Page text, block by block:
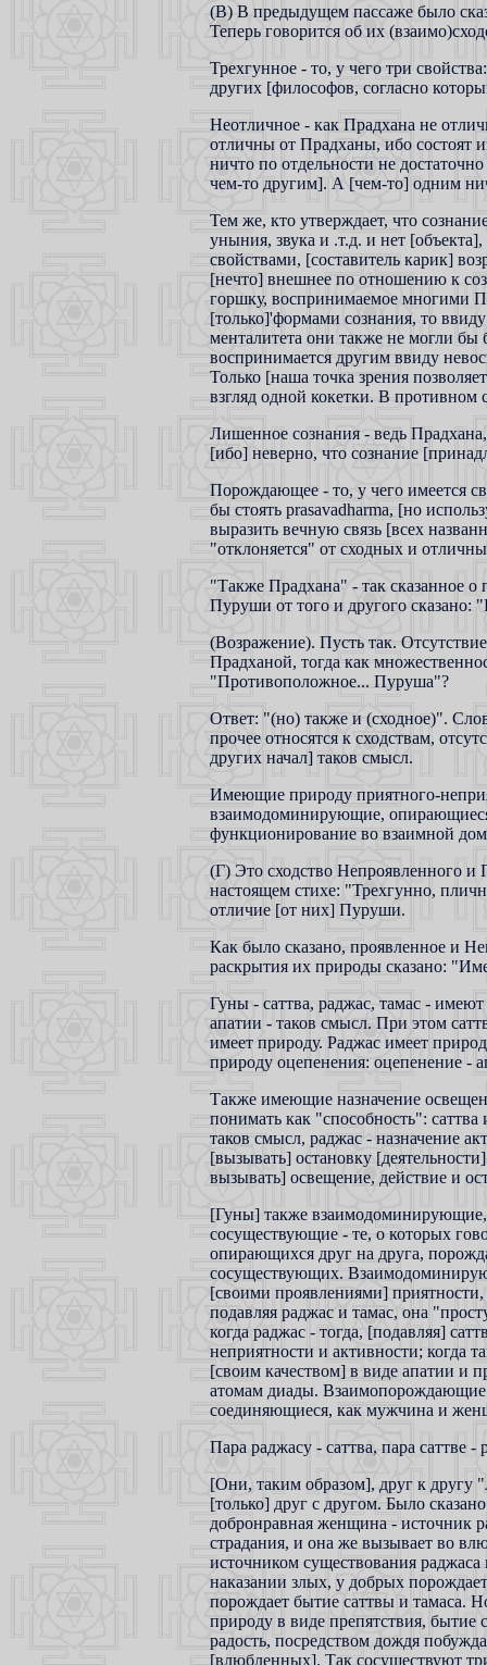
(В) В предыдущем пассаже было
Теперь говорится об их
Трехгунное - то, у чего три
других [философов, согласно
Неотличное - как Прадхана не
отличны от Прадханы, ибо состоят
ничто по отдельности не
чем-то другим]. А [чем-то] одним
Тем же, кто утверждает, что
уныния, звука и .т.д. и нет
свойствами, [составитель карик]
[нечто] внешнее по отношению к
горшку, воспринимаемое многими
[только]'формами сознания, то
менталитета они также не могли
воспринимается другим ввиду
Только [наша точка зрения
взгляд одной кокетки. В
Лишенное сознания - ведь
[ибо] неверно, что сознание
Порождающее - то, у чего имеется
бы стоять prasavadharma, [но
выразить вечную связь [всех
"отклоняется" от сходных и
"Также Прадхана" - так сказанное
Пуруши от того и другого
(Возражение). Пусть так.
Прадханой, тогда как
"Противоположное... Пуруша"?
Ответ: "(но) также и (сходное)".
прочее относятся к сходствам,
других начал] таков смысл.
Имеющие природу приятного-
взаимодоминирующие,
функционирование во взаимной
(Г) Это сходство Непроявленного
настоящем стихе: "Трехгунно,
отличие [от них] Пуруши.
Как было сказано, проявленное и
раскрытия их природы сказано:
Гуны - саттва, раджас, тамас -
апатии - таков смысл. При этом
имеет природу. Раджас имеет
природу оцепенения: оцепенение -
Также имеющие назначение
понимать как "способность":
таков смысл, раджас - назначение
[вызывать] остановку
вызывать] освещение, действие и
[Гуны] также
сосуществующие - те, о которых
опирающихся друг на друга,
сосуществующих.
[своими проявлениями] приятности,
подавляя раджас и тамас, она
когда раджас - тогда, [подавляя]
неприятности и активности; когда
[своим качеством] в виде апатии и
атомам диады. Взаимопорождающие
соединяющиеся, как мужчина и
Пара раджасу - саттва, пара саттве
[Они, таким образом], друг к
[только] друг с другом. Было
добронравная женщина - источник
страдания, и она же вызывает во
источником существования
наказании злых, у добрых
порождает бытие саттвы и тамаса.
природу в виде препятствия, бытие
радость, посредством дождя
[влюбленных]. Так сосуществуют